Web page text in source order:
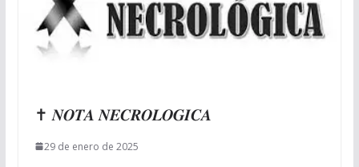
✝ 𝑵𝑶𝑻𝑨 𝑵𝑬𝑪𝑹𝑶𝑳𝑶𝑮𝑰𝑪𝑨
29 de enero de 2025